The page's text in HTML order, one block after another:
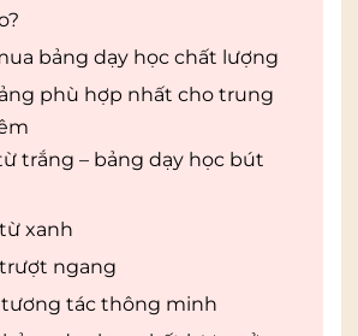
bảng dạy học chất lượng
phù hợp nhất cho trung
trắng – bảng dạy học bút
xanh
ngang
tương tác thông minh